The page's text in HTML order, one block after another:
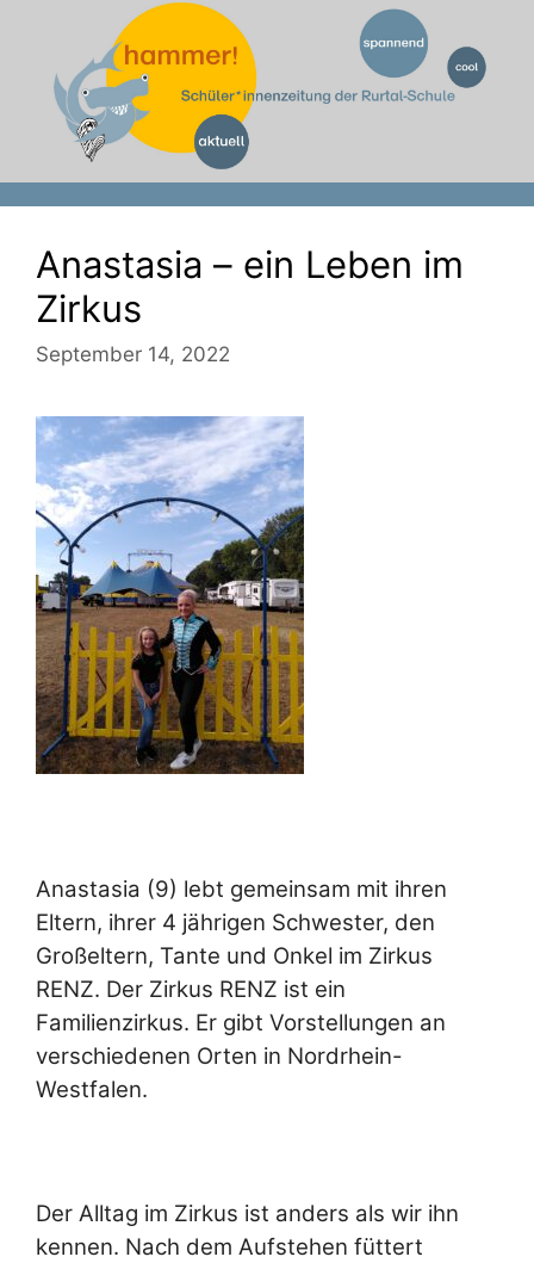
springen
Anastasia – ein Leben im
Zirkus
September 14, 2022
Anastasia (9) lebt gemeinsam mit ihren
Eltern, ihrer 4 jährigen Schwester, den
Großeltern, Tante und Onkel im Zirkus
RENZ. Der Zirkus RENZ ist ein
Familienzirkus. Er gibt Vorstellungen an
verschiedenen Orten in Nordrhein-
Westfalen.
Der Alltag im Zirkus ist anders als wir ihn
kennen. Nach dem Aufstehen füttert